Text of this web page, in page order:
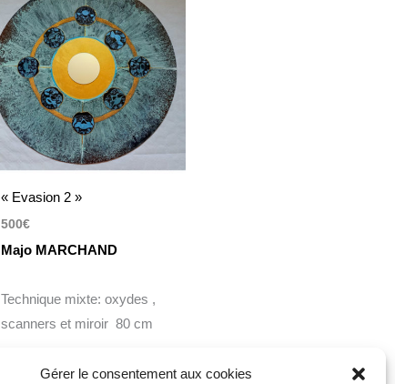
Gérer le consentement aux cookies
« Evasion 2 »
500€
Majo MARCHAND
Technique mixte: oxydes ,
scanners et miroir 80 cm